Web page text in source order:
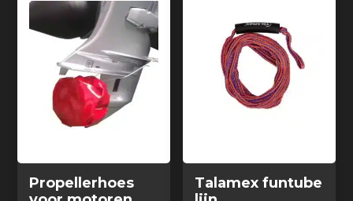
Propellerhoes
Talamex funtube